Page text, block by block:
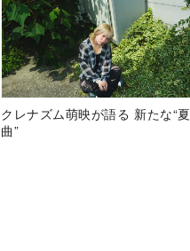
クレナズム萌映が語る 新たな“夏
曲”